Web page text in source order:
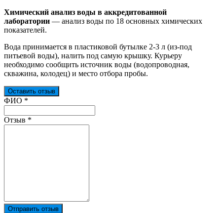
Химический анализ воды в аккредитованной
лаборатории — анализ воды по 18 основных химических
показателей.
Вода принимается в пластиковой бутылке 2-3 л (из-под
питьевой воды), налить под самую крышку. Курьеру
необходимо сообщить источник воды (водопроводная,
скважина, колодец) и место отбора пробы.
Оставить отзыв
Ваш отзыв был отправлен!
ФИО *
Отзыв *
Отправить отзыв